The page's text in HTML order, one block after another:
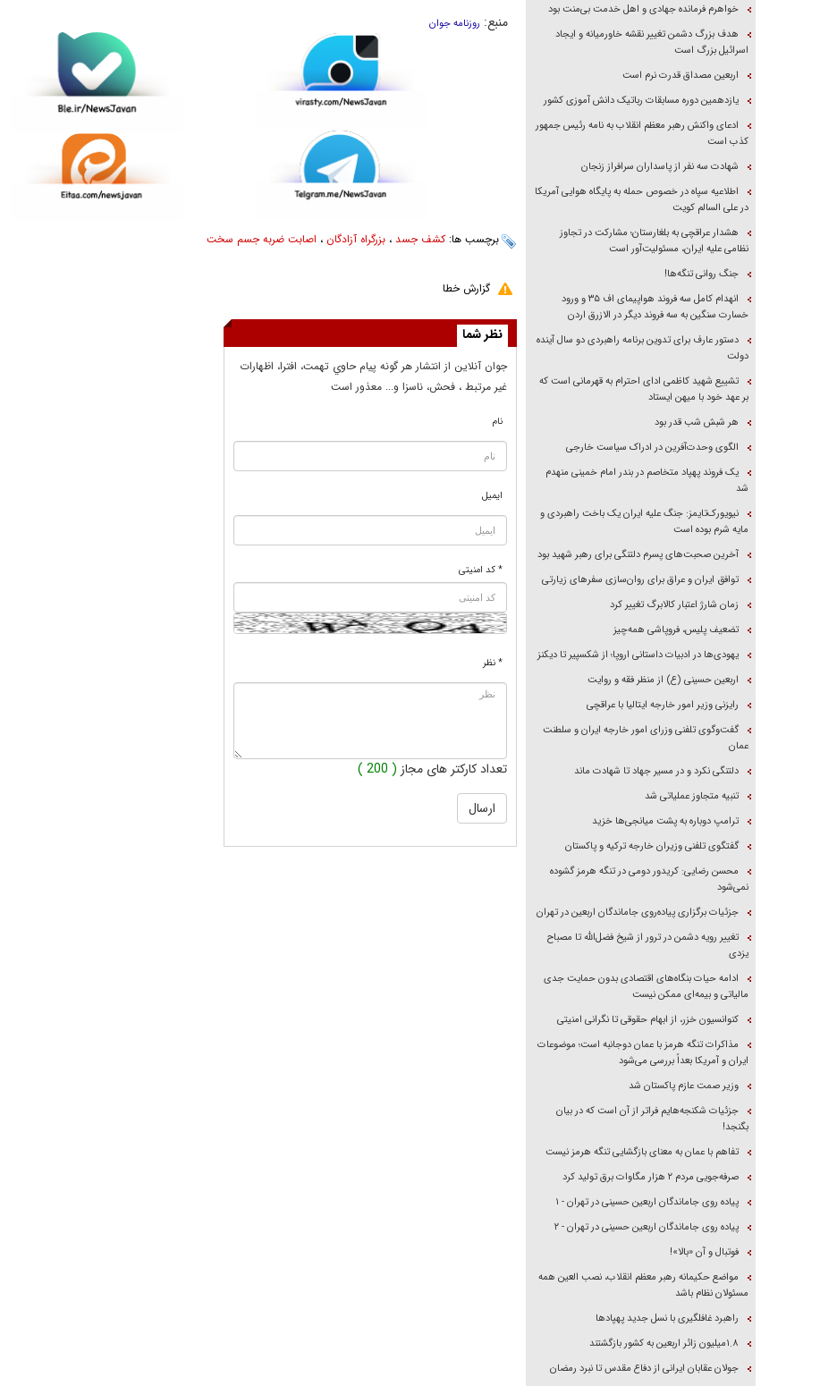
منبع: روزنامه جوان
برچسب ها:کشف جسد ، بزرگراه آزادگان ، اصابت ضربه جسم سخت
گزارش خطا
نظر شما
جوان آنلاين از انتشار هر گونه پيام حاوي تهمت، افترا، اظهارات
غير مرتبط ، فحش، ناسزا و... معذور است
نام
ایمیل
* کد امنیتی
* نظر
تعداد کارکتر های مجاز ( 200 )
خواهرم فرمانده جهادی و اهل خدمت بی‌منت بود
هدف بزرگ دشمن تغییر نقشه خاورمیانه و ایجاد
اسرائیل بزرگ است
اربعین مصداق قدرت نرم است
یازدهمین دوره مسابقات رباتیک دانش آموزی کشور
ادعای واکنش رهبر معظم انقلاب به نامه رئیس جمهور
کذب است
شهادت سه نفر از پاسداران سرافراز زنجان
اطلاعیه سپاه در خصوص حمله به پایگاه هوایی آمریکا
در علی السالم کویت
هشدار عراقچی به بلغارستان؛ مشارکت در تجاوز
نظامی علیه ایران، مسئولیت‌آور است
جنگ روانی تنگه‌ها!
انهدام کامل سه فروند هواپیمای اف ۳۵ و ورود
خسارت سنگین به سه فروند دیگر در الازرق اردن
دستور عارف برای تدوین برنامه راهبردی دو سال آینده
دولت
تشییع شهید کاظمی ادای احترام به قهرمانی است که
بر عهد خود با میهن ایستاد
هر شبش شب قدر بود
الگوی وحدت‌آفرین در ادراک سیاست خارجی
یک فروند پهپاد متخاصم در بندر امام خمینی منهدم
شد
نیویورک‌تایمز: جنگ علیه ایران یک باخت راهبردی و
مایه شرم بوده است
آخرین صحبت‌های پسرم دلتنگی برای رهبر شهید بود
توافق ایران و عراق برای روان‌سازی سفر‌های زیارتی
زمان شارژ اعتبار کالابرگ تغییر کرد
تضعیف پلیس، فروپاشی همه‌چیز
یهودی‌ها در ادبیات داستانی اروپا؛ از شکسپیر تا دیکنز
اربعین حسینی (ع) از منظر فقه و روایت
رایزنی وزیر امور خارجه ایتالیا با عراقچی
گفت‌وگوی تلفنی وزرای امور خارجه ایران و سلطنت
عمان
دلتنگی نکرد و در مسیر جهاد تا شهادت ماند
تنبیه متجاوز عملیاتی شد
ترامپ دوباره به پشت میانجی‌ها خزید
گفتگوی تلفنی وزیران خارجه ترکیه و پاکستان
محسن رضایی: کریدور دومی در تنگه هرمز گشوده
نمی‌شود
جزئیات برگزاری پیاده‌روی جاماندگان اربعین در تهران
تغییر رویه دشمن در ترور از شیخ فضل‌الله تا مصباح
یزدی
ادامه حیات بنگاه‌های اقتصادی بدون حمایت جدی
مالیاتی و بیمه‌ای ممکن نیست
کنوانسیون خزر، از ابهام حقوقی تا نگرانی امنیتی
مذاکرات تنگه هرمز با عمان دوجانبه است؛ موضوعات
ایران و آمریکا بعداً بررسی می‌شود
وزیر صمت عازم پاکستان شد
جزئیات شکنجه‌هایم فراتر از آن است که در بیان
بگنجد!
تفاهم با عمان به معنای بازگشایی تنگه هرمز نیست
صرفه‌جویی مردم ۲ هزار مگاوات برق تولید کرد
پیاده روی جاماندگان اربعین حسینی در تهران - ۱
پیاده روی جاماندگان اربعین حسینی در تهران - ۲
فوتبال و آن «بالا»!
مواضع حکیمانه رهبر معظم انقلاب، نصب العین همه
مسئولان نظام باشد
راهبرد غافلگیری با نسل جدید پهپاد‌ها
۱.۸میلیون زائر اربعین به کشور بازگشتند
جولان عقابان ایرانی از دفاع مقدس تا نبرد رمضان